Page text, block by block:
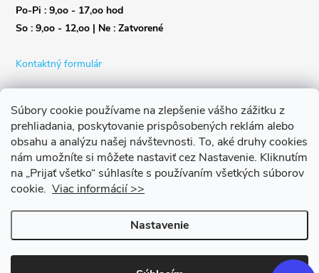
Súbory cookie používame na zlepšenie vášho zážitku z
prehliadania, poskytovanie prispôsobených reklám alebo
obsahu a analýzu našej návštevnosti. To, aké druhy cookies
nám umožníte si môžete nastaviť cez Nastavenie. Kliknutím
na „Prijať všetko“ súhlasíte s používaním všetkých súborov
cookie. Viac informácií >>
Nastavenie
Po-Pi : 9,oo - 17,oo hod
So : 9,oo - 12,oo | Ne : Zatvorené
Kontaktný formulár
Copyright 2026Život s bicyklom. Všetky práva vyhradené.Upraviť
nastavenie cookies